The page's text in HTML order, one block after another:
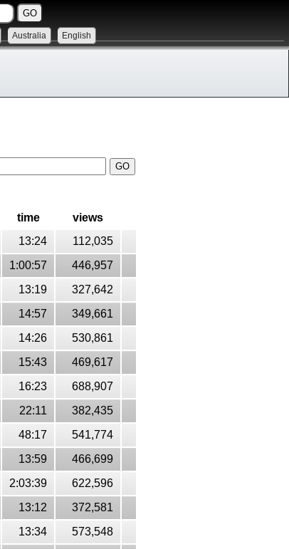
Australia English
time
views
13:24
112,035
1:00:57
446,957
13:19
327,642
14:57
349,661
14:26
530,861
15:43
469,617
16:23
688,907
22:11
382,435
48:17
541,774
13:59
466,699
2:03:39
622,596
13:12
372,581
13:34
573,548